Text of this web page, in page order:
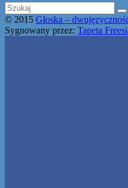
© 2015 Głoska –
Sygnowany przez: Tapeta